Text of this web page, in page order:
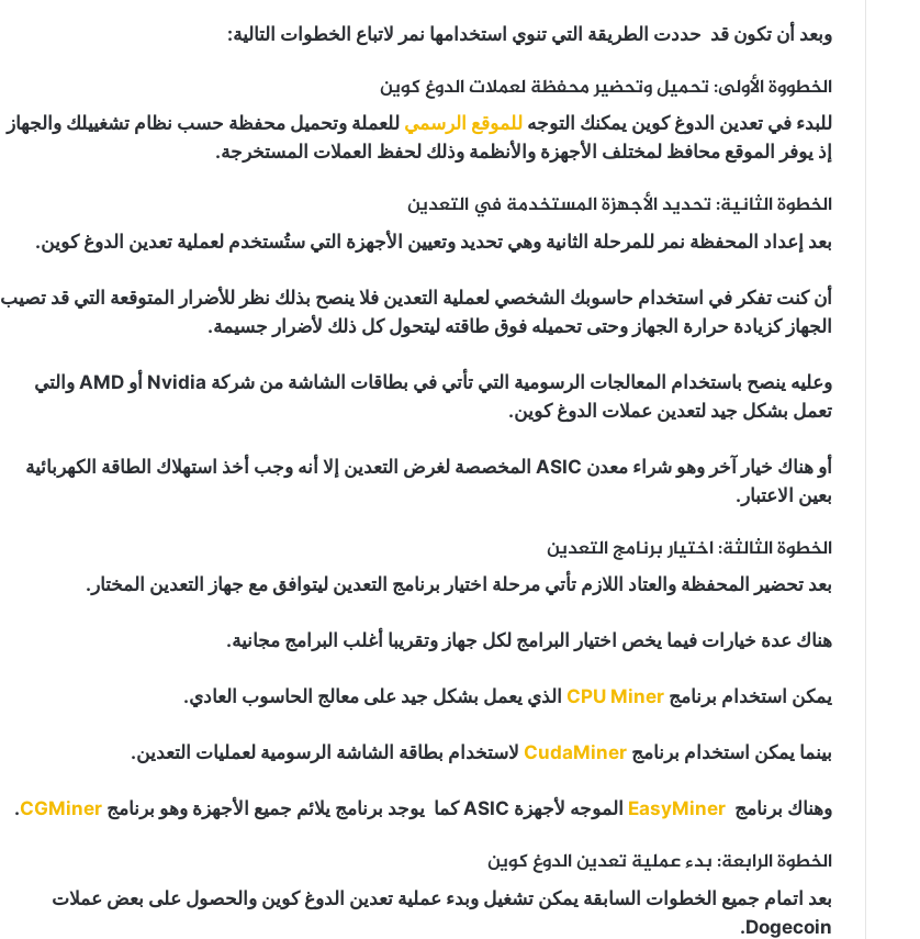
وبعد أن تكون قد حددت الطريقة التي تنوي استخدامها نمر لاتباع الخطوات التالية:
الخطووة الأولى: تحميل وتحضير محفظة لعملات الدوغ كوين
للبدء في تعدين الدوغ كوين يمكنك التوجه للموقع الرسمي للعملة وتحميل محفظة حسب نظام تشغييلك والجهاز
إذ يوفر الموقع محافظ لمختلف الأجهزة والأنظمة وذلك لحفظ العملات المستخرجة.
الخطوة الثانية: تحديد الأجهزة المستخدمة في التعدين
بعد إعداد المحفظة نمر للمرحلة الثانية وهي تحديد وتعيين الأجهزة التي ستُستخدم لعملية تعدين الدوغ كوين.
أن كنت تفكر في استخدام حاسوبك الشخصي لعملية التعدين فلا ينصح بذلك نظر للأضرار المتوقعة التي قد تصيب
الجهاز كزيادة حرارة الجهاز وحتى تحميله فوق طاقته ليتحول كل ذلك لأضرار جسيمة.
وعليه ينصح باستخدام المعالجات الرسومية التي تأتي في بطاقات الشاشة من شركة Nvidia أو AMD والتي
تعمل بشكل جيد لتعدين عملات الدوغ كوين.
أو هناك خيار آخر وهو شراء معدن ASIC المخصصة لغرض التعدين إلا أنه وجب أخذ استهلاك الطاقة الكهربائية
بعين الاعتبار.
الخطوة الثالثة: اختيار برنامج التعدين
بعد تحضير المحفظة والعتاد اللازم تأتي مرحلة اختيار برنامج التعدين ليتوافق مع جهاز التعدين المختار.
هناك عدة خيارات فيما يخص اختيار البرامج لكل جهاز وتقريبا أغلب البرامج مجانية.
يمكن استخدام برنامج CPU Minerالذي يعمل بشكل جيد على معالج الحاسوب العادي.
بينما يمكن استخدام برنامج CudaMinerلاستخدام بطاقة الشاشة الرسومية لعمليات التعدين.
وهناك برنامج EasyMiner الموجه لأجهزة ASIC كما يوجد برنامج يلائم جميع الأجهزة وهو برنامج CGMiner
.
الخطوة الرابعة: بدء عملية تعدين الدوغ كوين
بعد اتمام جميع الخطوات السابقة يمكن تشغيل وبدء عملية تعدين الدوغ كوين والحصول على بعض عملات
Dogecoin.
عالم الذكاء الاصطناعي
صعوبة تعدين اللايت كوين تصل
مايكروسوفت تحظر تعدين الكريبتو من
خوادمها…التفاصيل هنا